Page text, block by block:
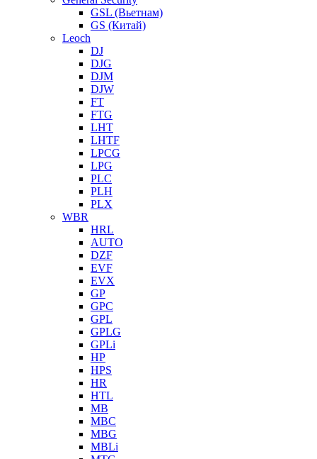
GSL (Вьетнам)
GS (Китай)
Leoch
DJ
DJG
DJM
DJW
FT
FTG
LHT
LHTF
LPCG
LPG
PLC
PLH
PLX
WBR
HRL
AUTO
DZF
EVF
EVX
GP
GPC
GPL
GPLG
GPLi
HP
HPS
HR
HTL
MB
MBC
MBG
MBLi